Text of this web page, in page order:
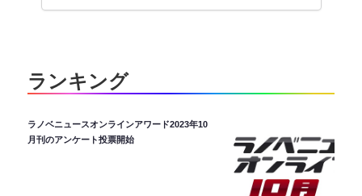
ランキング
ラノベニュースオンラインアワード2023年10
月刊のアンケート投票開始